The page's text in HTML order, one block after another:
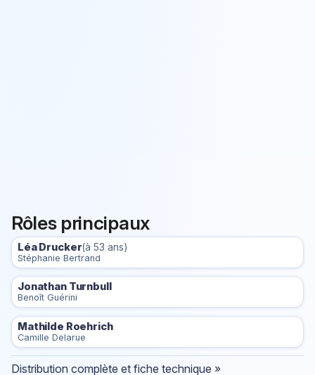
Rôles principaux
Léa Drucker(à 53 ans)
Stéphanie Bertrand
Jonathan Turnbull
Benoît Guérini
Mathilde Roehrich
Camille Delarue
Distribution complète et fiche technique »